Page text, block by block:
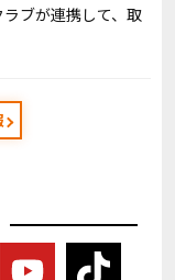
ブが連携して、取